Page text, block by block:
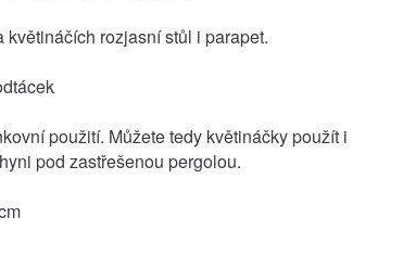
květináčích rozjasní stůl i parapet.
použití. Můžete tedy květináčky použít i
pod zastřešenou pergolou.